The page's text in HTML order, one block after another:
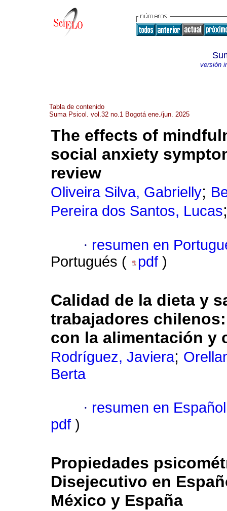
versión
Tabla de contenido
Suma Psicol. vol.32 no.1 Bogotá ene./jun. 2025
The effects of
social anxiety
review
Oliveira Silva, Gabrielly;
Pereira dos Santos, Lucas
· resumen en
Portugués (
pdf )
Calidad de la dieta y
trabajadores
con la alimentación y
Rodríguez, Javiera;
Berta
· resumen en Español
pdf )
Propiedades
Disejecutivo en
México y España